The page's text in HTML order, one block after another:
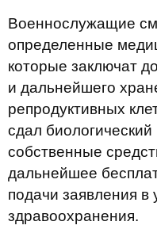
Военнослужащие
определенные
которые заключат
и дальнейшего
репродуктивных
сдал
собственные
дальнейшее
подачи заявления в
здравоохранения.